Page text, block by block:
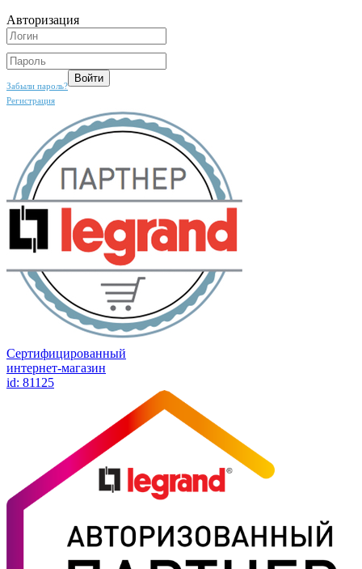
Авторизация
Забыли пароль?
Регистрация
Сертифицированный
интернет-магазин
id: 81125